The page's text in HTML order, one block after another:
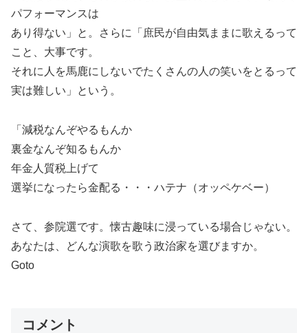
パフォーマンスは
あり得ない」と。さらに「庶民が自由気ままに歌えるって
こと、大事です。
それに人を馬鹿にしないでたくさんの人の笑いをとるって
実は難しい」という。
「減税なんぞやるもんか
裏金なんぞ知るもんか
年金人質税上げて
選挙になったら金配る・・・ハテナ（オッペケベー）
さて、参院選です。懐古趣味に浸っている場合じゃない。
あなたは、どんな演歌を歌う政治家を選びますか。
Goto
コメント